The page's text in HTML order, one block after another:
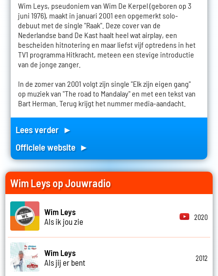
Wim Leys, pseudoniem van Wim De Kerpel (geboren op 3
juni 1976), maakt in januari 2001 een opgemerkt solo-
debuut met de single "Raak". Deze cover van de
Nederlandse band De Kast haalt heel wat airplay, een
bescheiden hitnotering en maar liefst vijf optredens in het
TV1 programma Hitkracht, meteen een stevige introductie
van de jonge zanger.
In de zomer van 2001 volgt zijn single "Elk zijn eigen gang"
op muziek van "The road to Mandalay" en met een tekst van
Bart Herman. Terug krijgt het nummer media-aandacht.
Lees verder ►
Officiele website ►
Wim Leys op Jouwradio
Wim Leys
Als ik jou zie
2020
Wim Leys
Als jij er bent
2012